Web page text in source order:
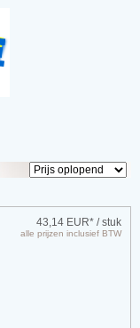
43,14 EUR* / stuk
alle prijzen inclusief BTW